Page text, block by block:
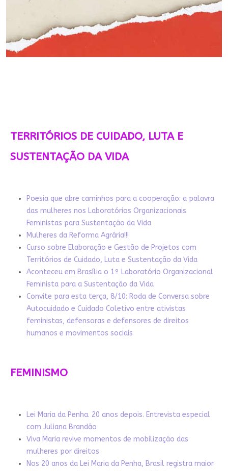
TERRITÓRIOS DE CUIDADO, LUTA E
SUSTENTAÇÃO DA VIDA
Poesia que abre caminhos para a cooperação: a palavra
das mulheres nos Laboratórios Organizacionais
Feministas para Sustentação da Vida
Mulheres da Reforma Agrária!!!
Curso sobre Elaboração e Gestão de Projetos com
Territórios de Cuidado, Luta e Sustentação da Vida
Aconteceu em Brasília o 1º Laboratório Organizacional
Feminista para a Sustentação da Vida
Convite para esta terça, 8/10: Roda de Conversa sobre
Autocuidado e Cuidado Coletivo entre ativistas
feministas, defensoras e defensores de direitos
humanos e movimentos sociais
FEMINISMO
Lei Maria da Penha. 20 anos depois. Entrevista especial
com Juliana Brandão
Viva Maria revive momentos de mobilização das
mulheres por direitos
Nos 20 anos da Lei Maria da Penha, Brasil registra maior